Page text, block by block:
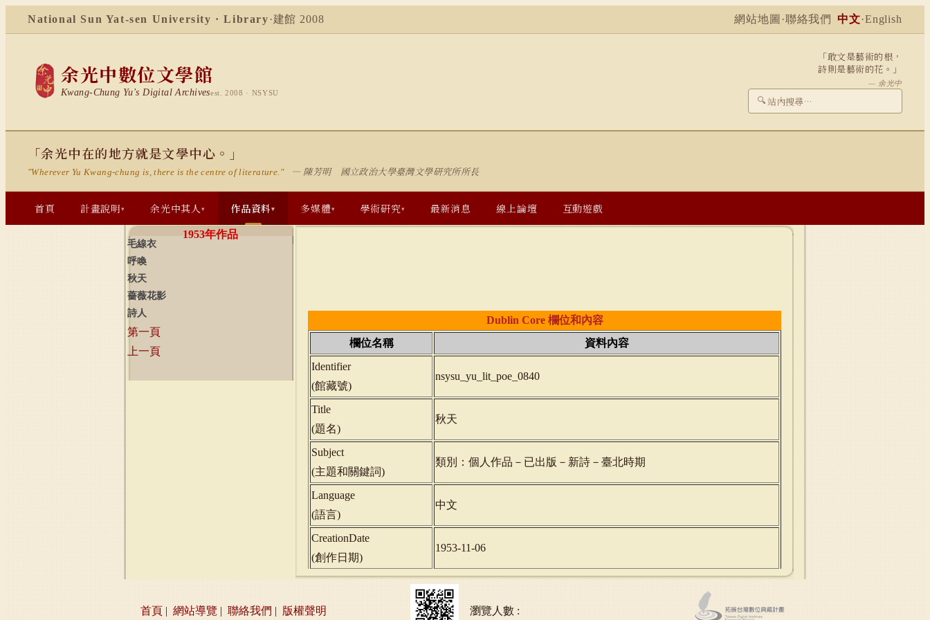
National Sun Yat-sen University · Library ·建館 2008 網站地圖 ·聯絡我們 中文·English
余光中數位文學館
Kwang-Chung Yu's Digital Archivesest. 2008 · NSYSU
「敢文是藝術的根，
詩則是藝術的花。」
— 余光中
🔍
「余光中在的地方就是文學中心。」
"Wherever Yu Kwang-chung is, there is the centre of literature." — 陳芳明 國立政治大學臺灣文學研究所所長
首頁 計畫說明▾ 余光中其人▾ 作品資料▾ 多媒體▾ 學術研究▾ 最新消息 線上論壇 互動遊戲
1953年作品
毛線衣
呼喚
秋天
薔薇花影
詩人
第一頁
上一頁
Dublin Core欄位和內容
欄位名稱
資料內容
Identifier
(館藏號)
nsysu_yu_lit_poe_0840
Title
(題名)
秋天
Subject
(主題和關鍵詞)
類別：個人作品－已出版－新詩－臺北時期
Language
(語言)
中文
CreationDate
(創作日期)
1953-11-06
首頁 | 網站導覽 | 聯絡我們 | 版權聲明 瀏覽人數 :